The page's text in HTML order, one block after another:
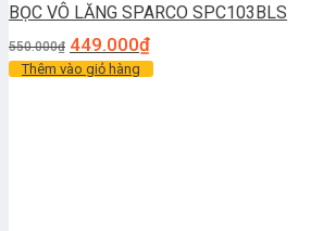
BỌC VÔ LĂNG SPARCO SPC103BLS
550.000₫ 449.000₫
Thêm vào giỏ hàng